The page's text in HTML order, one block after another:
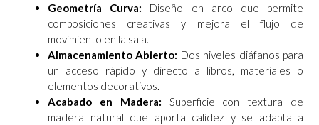
Geometría Curva: Diseño en arco que permite
composiciones creativas y mejora el flujo de
movimiento en la sala.
Almacenamiento Abierto: Dos niveles diáfanos para
un acceso rápido y directo a libros, materiales o
elementos decorativos.
Acabado en Madera: Superficie con textura de
madera natural que aporta calidez y se adapta a